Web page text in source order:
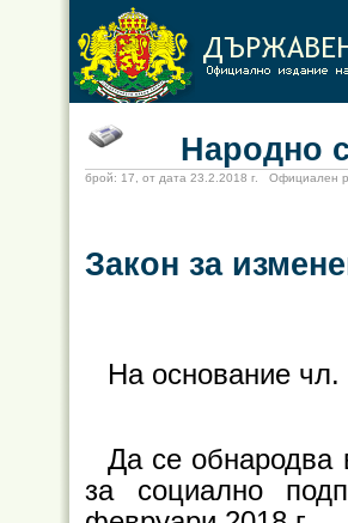
Народно
брой: 17, от дата 23.2.2018 г.
Закон за
На основание чл.
Да се обнародва
за социално